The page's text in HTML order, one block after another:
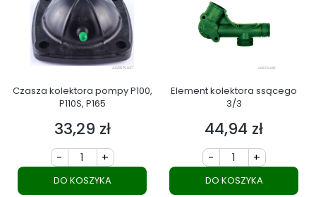
Czasza kolektora pompy P100,
P110S, P165
Cena
33,29 zł
- +
DO KOSZYKA
Element kolektora ssącego
3/3
Cena
44,94 zł
- +
DO KOSZYKA